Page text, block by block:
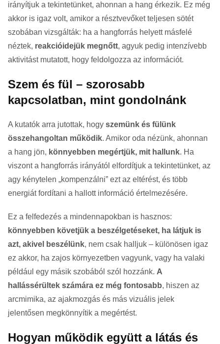
irányítjuk a tekintetünket, ahonnan a hang érkezik. Ez még
akkor is igaz volt, amikor a résztvevőket teljesen sötét
szobában vizsgálták: ha a hangforrás helyett másfelé
néztek, reakcióidejük megnőtt, agyuk pedig intenzívebb
aktivitást mutatott, hogy feldolgozza az információt.
Szem és fül – szorosabb
kapcsolatban, mint gondolnánk
A kutatók arra jutottak, hogy szemünk és fülünk
összehangoltan működik. Amikor oda nézünk, ahonnan
a hang jön, könnyebben megértjük, mit hallunk. Ha
viszont a hangforrás irányától elfordítjuk a tekintetünket, az
agy kénytelen „kompenzálni” ezt az eltérést, és több
energiát fordítani a hallott információ értelmezésére.
Ez a felfedezés a mindennapokban is hasznos:
könnyebben követjük a beszélgetéseket, ha látjuk is
azt, akivel beszélünk, nem csak halljuk – különösen igaz
ez akkor, ha zajos környezetben vagyunk, vagy ha valaki
például egy másik szobából szól hozzánk. A
hallássérültek számára ez még fontosabb, hiszen az
arcmimika, az ajakmozgás és más vizuális jelek
jelentősen megkönnyítik a megértést.
Hogyan működik együtt a látás és